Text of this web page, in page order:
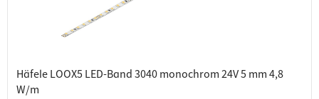
Häfele LOOX5 LED-Band 3040 monochrom 24V 5 mm 4,8
W/m